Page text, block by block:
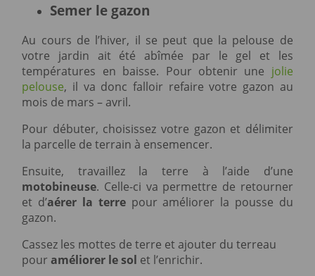
Semer le gazon
Au cours de l’hiver, il se peut que la pelouse de
votre jardin ait été abîmée par le gel et les
températures en baisse. Pour obtenir une jolie
pelouse, il va donc falloir refaire votre gazon au
mois de mars – avril.
Pour débuter, choisissez votre gazon et délimiter
la parcelle de terrain à ensemencer.
Ensuite, travaillez la terre à l’aide d’une
motobineuse. Celle-ci va permettre de retourner
et d’aérer la terrepour améliorer la pousse du
gazon.
Cassez les mottes de terre et ajouter du terreau
pouraméliorer le sol et l’enrichir.